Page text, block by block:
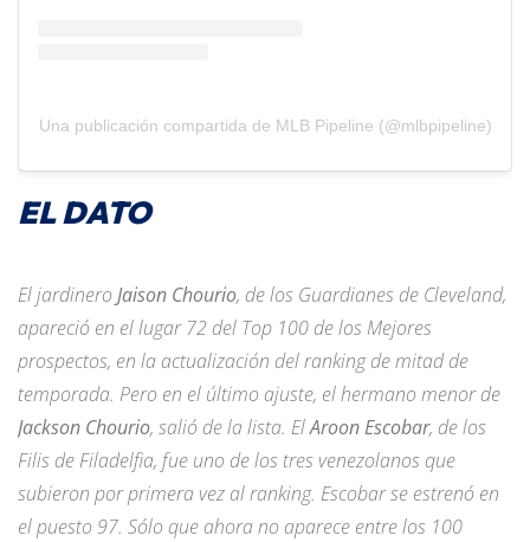
Una publicación compartida de MLB Pipeline (@mlbpipeline)
EL DATO
El jardineroJaison Chourio, de los Guardianes de Cleveland,
apareció en el lugar 72 del Top 100 de los Mejores
prospectos, en la actualización del ranking de mitad de
temporada. Pero en el último ajuste, el hermano menor de
Jackson Chourio, salió de la lista. ElAroon Escobar, de los
Filis de Filadelfia, fue uno de los tres venezolanos que
subieron por primera vez al ranking. Escobar se estrenó en
el puesto 97. Sólo que ahora no aparece entre los 100